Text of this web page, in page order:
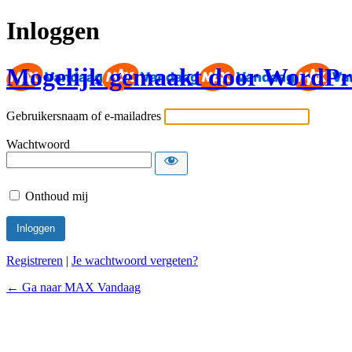
Inloggen
Mogelijk gemaakt door
Gebruikersnaam of e-mailadres
Wachtwoord
Onthoud mij
Registreren | Je wachtwoord vergeten?
← Ga naar MAX Vandaag